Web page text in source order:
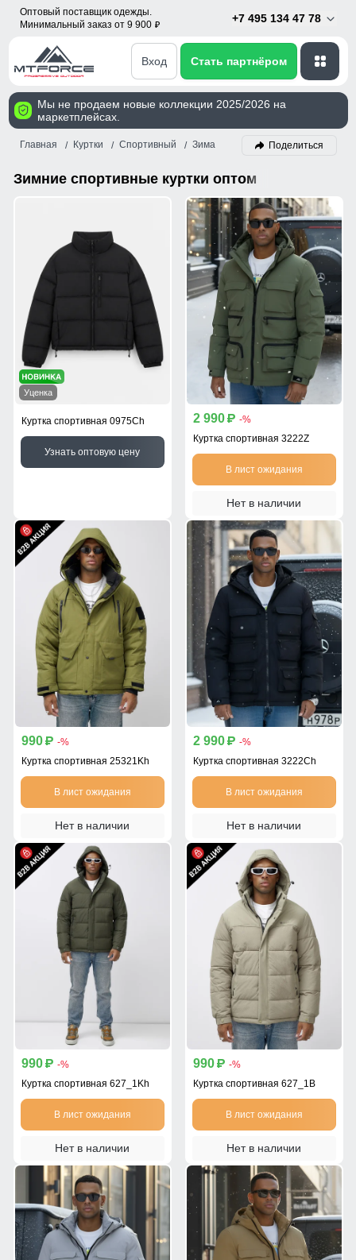
Оптовый поставщик одежды.
Минимальный заказ от 9 900 p
+7 495 134 47 78
Вход Стать партнёром
Мы не продаем новые коллекции 2025/2026 на
маркетплейсах.
Главная Куртки Спортивный Зима Поделиться
Зимние спортивные куртки оптом
Уценка
Куртка спортивная 0975Ch
Узнать оптовую цену
2 990 p -%
Куртка спортивная 3222Z
В лист ожидания
Нет в наличии
990 p -%
Куртка спортивная 25321Kh
В лист ожидания
Нет в наличии
2 990 p -%
Куртка спортивная 3222Ch
В лист ожидания
Нет в наличии
990 p -%
Куртка спортивная 627_1Kh
В лист ожидания
Нет в наличии
990 p -%
Куртка спортивная 627_1B
В лист ожидания
Нет в наличии